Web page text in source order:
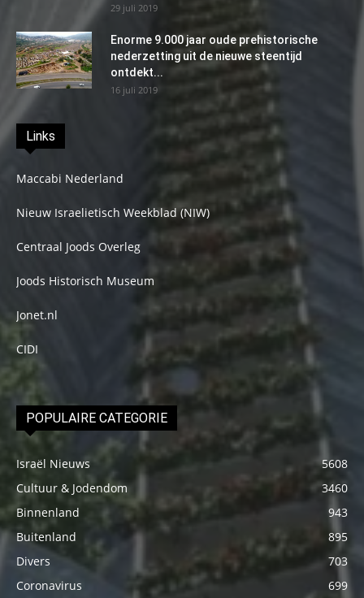
29 juli 2019
Enorme 9.000 jaar oude prehistorische
nederzetting uit de nieuwe steentijd
ontdekt...
16 juli 2019
Links
Maccabi Nederland
Nieuw Israelietisch Weekblad (NIW)
Centraal Joods Overleg
Joods Historisch Museum
Jonet.nl
CIDI
POPULAIRE CATEGORIE
Israël Nieuws
5608
Cultuur & Jodendom
3460
Binnenland
943
Buitenland
895
Divers
703
Coronavirus
699